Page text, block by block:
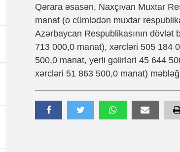
Qərara əsasən, Naxçıvan Muxtar
manat (o cümlədən muxtar
Azərbaycan Respublikasının
713 000,0 manat), xərcləri 505 184
500,0 manat, yerli gəlirləri 45 644
xərcləri 51 863 500,0 manat)